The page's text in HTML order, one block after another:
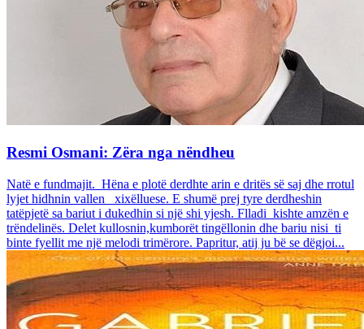
Resmi Osmani: Zëra nga nëndheu
Natë e fundmajit. Hëna e plotë derdhte arin e dritës së saj dhe rrotul
lyjet hidhnin vallen xixëlluese. E shumë prej tyre derdheshin
tatëpjetë sa bariut i dukedhin si një shi yjesh. Flladi kishte amzën e
trëndelinës. Delet kullosnin,kumborët tingëllonin dhe bariu nisi ti
binte fyellit me një melodi trimërore. Papritur, atij ju bë se dëgjoi...